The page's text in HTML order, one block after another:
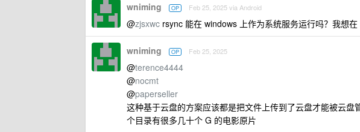
wniming OP Feb 25, 2025 via Android
@zjsxwc rsync 能在 windows 上作为系统服务运行吗？我想
wniming OP Feb 25, 2025
@terence4444
@nocmt
@paperseller
这种基于云盘的方案应该都是把文件上传到了云盘才能被云
个目录有很多几十个 G 的电影原片